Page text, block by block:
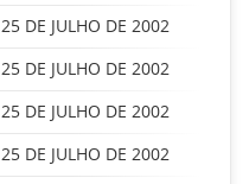
DE JULHO DE 2002
DE JULHO DE 2002
DE JULHO DE 2002
DE JULHO DE 2002